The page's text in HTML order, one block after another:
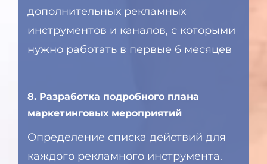
дополнительных рекламных
инструментов и каналов, с которыми
нужно работать в первые 6 месяцев
8. Разработка подробного плана
маркетинговых мероприятий
Определение списка действий для
каждого рекламного инструмента.